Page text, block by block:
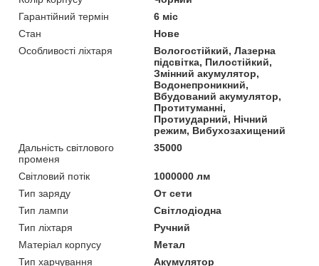
Гарантійний термін
6 міс
Стан
Нове
Особливості ліхтаря
Вологостійкий, Лазерна
підсвітка, Пилостійкий,
Змінний акумулятор,
Водонепроникний,
Вбудований акумулятор,
Протитуманні,
Протиударний, Нічний
режим, Вибухозахищений
Дальність світлового
променя
35000
Світловий потік
1000000 лм
Тип заряду
От сети
Тип лампи
Світлодіодна
Тип ліхтаря
Ручний
Матеріал корпусу
Метал
Тип харчування
Акумулятор